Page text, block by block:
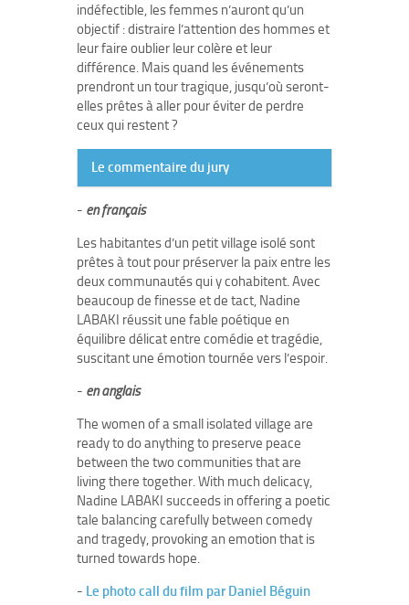
indéfectible, les femmes n’auront qu’un
objectif : distraire l’attention des hommes et
leur faire oublier leur colère et leur
différence. Mais quand les événements
prendront un tour tragique, jusqu’où seront-
elles prêtes à aller pour éviter de perdre
ceux qui restent ?
Le commentaire du jury
- en français
Les habitantes d’un petit village isolé sont
prêtes à tout pour préserver la paix entre les
deux communautés qui y cohabitent. Avec
beaucoup de finesse et de tact, Nadine
LABAKI réussit une fable poétique en
équilibre délicat entre comédie et tragédie,
suscitant une émotion tournée vers l’espoir.
- en anglais
The women of a small isolated village are
ready to do anything to preserve peace
between the two communities that are
living there together. With much delicacy,
Nadine LABAKI succeeds in offering a poetic
tale balancing carefully between comedy
and tragedy, provoking an emotion that is
turned towards hope.
- Le photo call du film par Daniel Béguin